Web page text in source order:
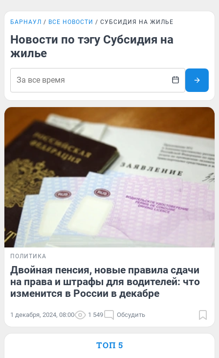
БАРНАУЛ ВСЕ НОВОСТИ СУБСИДИЯ НА ЖИЛЬЕ
Новости по тэгу Субсидия на
жилье
ПОЛИТИКА
Двойная пенсия, новые правила сдачи
на права и штрафы для водителей: что
изменится в России в декабре
1 декабря, 2024, 08:00 1 549 Обсудить
ТОП 5